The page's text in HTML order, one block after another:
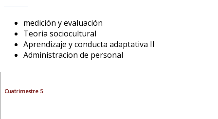
medición y evaluación
Teoria sociocultural
Aprendizaje y conducta adaptativa II
Administracion de personal
Cuatrimestre 5